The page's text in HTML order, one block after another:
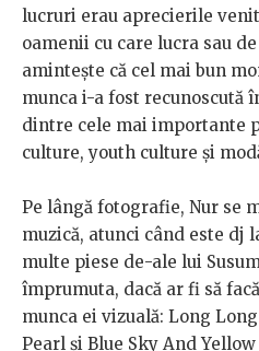
lucruri erau aprecierile
oamenii cu care lucra sau
amintește că cel mai bun
munca i-a fost recunoscută
dintre cele mai importante
culture, youth culture și
Pe lângă fotografie, Nur se
muzică, atunci când este dj
multe piese de-ale lui
împrumuta, dacă ar fi să
munca ei vizuală: Long
Pearl și Blue Sky And